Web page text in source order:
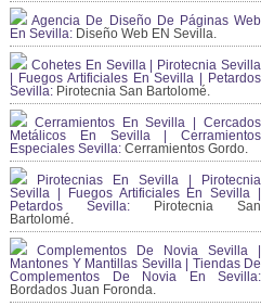
Agencia De Diseño De Páginas Web
En Sevilla: Diseño Web EN Sevilla.
Cohetes En Sevilla | Pirotecnia Sevilla
| Fuegos Artificiales En Sevilla | Petardos
Sevilla: Pirotecnia San Bartolomé.
Cerramientos En Sevilla | Cercados
Metálicos En Sevilla | Cerramientos
Especiales Sevilla: Cerramientos Gordo.
Pirotecnias En Sevilla | Pirotecnia
Sevilla | Fuegos Artificiales En Sevilla |
Petardos Sevilla: Pirotecnia San
Bartolomé.
Complementos De Novia Sevilla |
Mantones Y Mantillas Sevilla | Tiendas De
Complementos De Novia En Sevilla:
Bordados Juan Foronda.